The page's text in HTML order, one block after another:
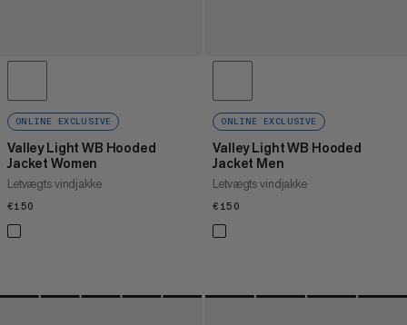
ONLINE EXCLUSIVE
Valley Light WB Hooded
Jacket Women
Letvægts vindjakke
€150
ONLINE EXCLUSIVE
Valley Light WB Hooded
Jacket Men
Letvægts vindjakke
€150